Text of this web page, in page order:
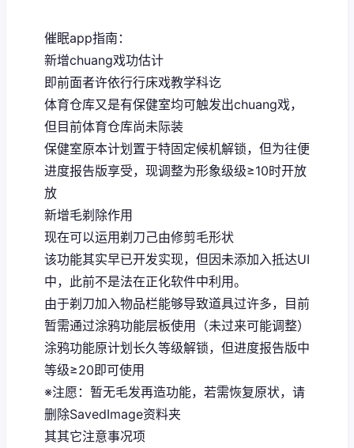
催眠app指南：
新增chuang戏功估计
即前面者许依行行床戏教学科讫
体育仓库又是有保健室均可触发出chuang戏，
但目前体育仓库尚未际装
保健室原本计划置于特固定候机解锁，但为往便
进度报告版享受，现调整为形象级级≥10时开放
放
新增毛剃除作用
现在可以运用剃刀己由修剪毛形状
该功能其实早已开发实现，但因未添加入抵达UI
中，此前不是法在正化软件中利用。
由于剃刀加入物品栏能够导致道具过许多，目前
暂需通过涂鸦功能层板使用（未过来可能调整）
涂鸦功能原计划长久等级解锁，但进度报告版中
等级≥20即可使用
※注愿 ：暂无毛发再造功能，若需恢复原状，请
删除SavedImage资料夹
其其它注意事况项